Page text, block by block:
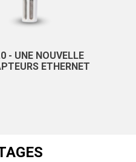
- UNE NOUVELLE
ETHERNET